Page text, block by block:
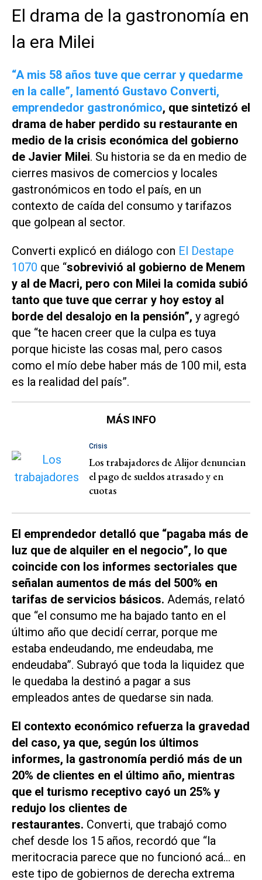
El drama de la gastronomía en
la era Milei
“A mis 58 años tuve que cerrar y quedarme
en la calle”, lamentó Gustavo Converti,
emprendedor gastronómico, que sintetizó el
drama de haber perdido su restaurante en
medio de la crisis económica del gobierno
de Javier Milei. Su historia se da en medio de
cierres masivos de comercios y locales
gastronómicos en todo el país, en un
contexto de caída del consumo y tarifazos
que golpean al sector.
Converti explicó en diálogo con El Destape
1070 que “sobrevivió al gobierno de Menem
y al de Macri, pero con Milei la comida subió
tanto que tuve que cerrar y hoy estoy al
borde del desalojo en la pensión”, y agregó
que “te hacen creer que la culpa es tuya
porque hiciste las cosas mal, pero casos
como el mío debe haber más de 100 mil, esta
es la realidad del país”.
MÁS INFO
Crisis
Los trabajadores de Alijor denuncian
el pago de sueldos atrasado y en
cuotas
El emprendedor detalló que “pagaba más de
luz que de alquiler en el negocio”, lo que
coincide con los informes sectoriales que
señalan aumentos de más del 500% en
tarifas de servicios básicos. Además, relató
que “el consumo me ha bajado tanto en el
último año que decidí cerrar, porque me
estaba endeudando, me endeudaba, me
endeudaba”. Subrayó que toda la liquidez que
le quedaba la destinó a pagar a sus
empleados antes de quedarse sin nada.
El contexto económico refuerza la gravedad
del caso, ya que, según los últimos
informes, la gastronomía perdió más de un
20% de clientes en el último año, mientras
que el turismo receptivo cayó un 25% y
redujo los clientes de
restaurantes. Converti, que trabajó como
chef desde los 15 años, recordó que “la
meritocracia parece que no funcionó acá… en
este tipo de gobiernos de derecha extrema